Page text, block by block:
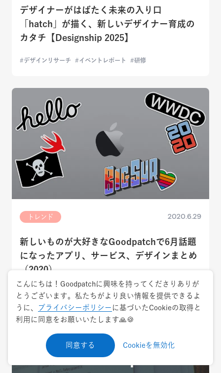
デザイナーがはばたく未来の入り口
「hatch」が描く、新しいデザイナー育成の
カタチ【Designship 2025】
デザインリサーチ イベントレポート 研修
トレンド 2020.6.29
新しいものが大好きなGoodpatchで6月話題
になったアプリ、サービス、デザインまとめ
（2020）
月間おすすめのアプリ・webサービスまとめ
こんにちは！Goodpatchに興味を持ってくださりありが
とうございます。私たちがより良い情報を提供できるよ
うに、
プライバシーポリシー に基づいたCookieの取得と
利用に同意をお願いいたします🙏🍪
同意する Cookieを無効化